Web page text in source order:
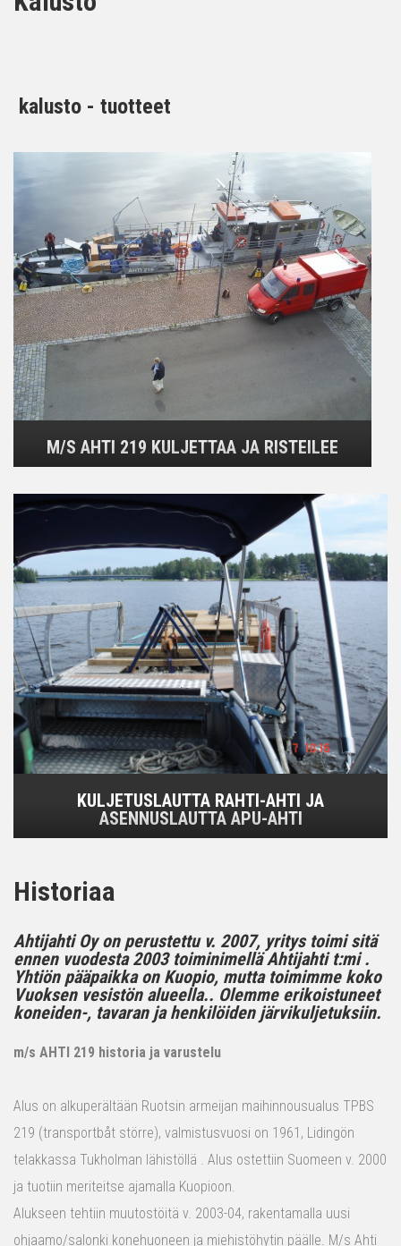
kalusto - tuotteet
M/S AHTI 219 KULJETTAA JA RISTEILEE
KULJETUSLAUTTA RAHTI-AHTI JA
ASENNUSLAUTTA APU-AHTI
Historiaa
Ahtijahti Oy on perustettu v. 2007, yritys toimi sitä
ennen vuodesta 2003 toiminimellä Ahtijahti t:mi .
Yhtiön pääpaikka on Kuopio, mutta toimimme koko
Vuoksen vesistön alueella.. Olemme erikoistuneet
koneiden-, tavaran ja henkilöiden järvikuljetuksiin.
m/s AHTI 219 historia ja varustelu
Alus on alkuperältään Ruotsin armeijan maihinnousualus TPBS
219 (transportbåt större), valmistusvuosi on 1961, Lidingön
telakkassa Tukholman lähistöllä . Alus ostettiin Suomeen v. 2000
ja tuotiin meriteitse ajamalla Kuopioon.
Alukseen tehtiin muutostöitä v. 2003-04, rakentamalla uusi
ohjaamo/salonki konehuoneen ja miehistöhytin päälle. M/s Ahti